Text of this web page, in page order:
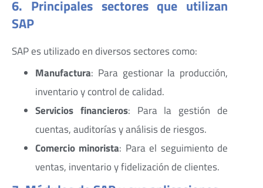
6. Principales sectores que utilizan
SAP
SAP es utilizado en diversos sectores como:
Manufactura: Para gestionar la producción,
inventario y control de calidad.
Servicios financieros: Para la gestión de
cuentas, auditorías y análisis de riesgos.
Comercio minorista: Para el seguimiento de
ventas, inventario y fidelización de clientes.